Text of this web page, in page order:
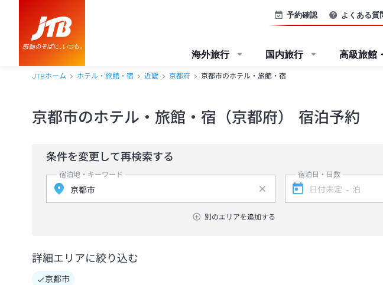
予約確認 よくある質
海外旅行 国内旅行 高級旅館
JTBホーム ホテル・旅館・宿 近畿 京都府 京都市のホテル・旅館・宿
京都市のホテル・旅館・宿（京都府） 宿泊予約
条件を変更して再検索する
宿泊地・キーワード
別のエリアを追加する
宿泊日・日数
詳細エリアに絞り込む
京都市